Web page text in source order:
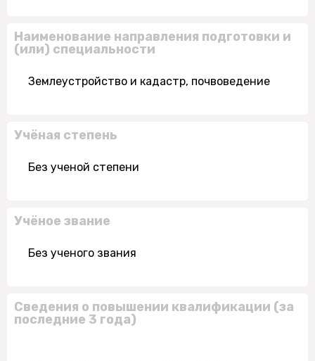
Наименование направления подготовки и
(или) специальности
Землеустройство и кадастр, почвоведение
Учёная степень
Без ученой степени
Учёное звание
Без ученого звания
Сведения о повышении квалификации (за
последние 3 года)